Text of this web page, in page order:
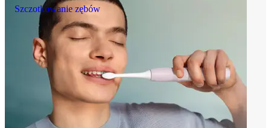
Szczotkowanie zębów